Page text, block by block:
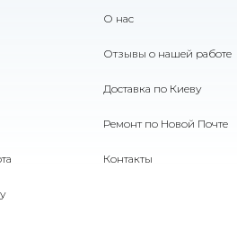
О нас
Отзывы о нашей работе
Доставка по Киеву
Ремонт по Новой Почте
Контакты